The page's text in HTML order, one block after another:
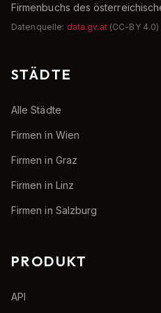
Firmenbuchs des
Datenquelle: data.gv.at (CC-BY 4.0)
STÄDTE
Alle Städte
Firmen in Wien
Firmen in Graz
Firmen in Linz
Firmen in Salzburg
PRODUKT
API